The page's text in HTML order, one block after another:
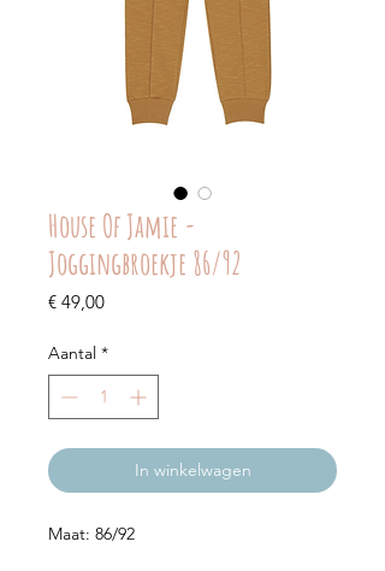
House Of Jamie -
Joggingbroekje 86/92
€ 49,00Prijs
Aantal *
In winkelwagen
Maat: 86/92